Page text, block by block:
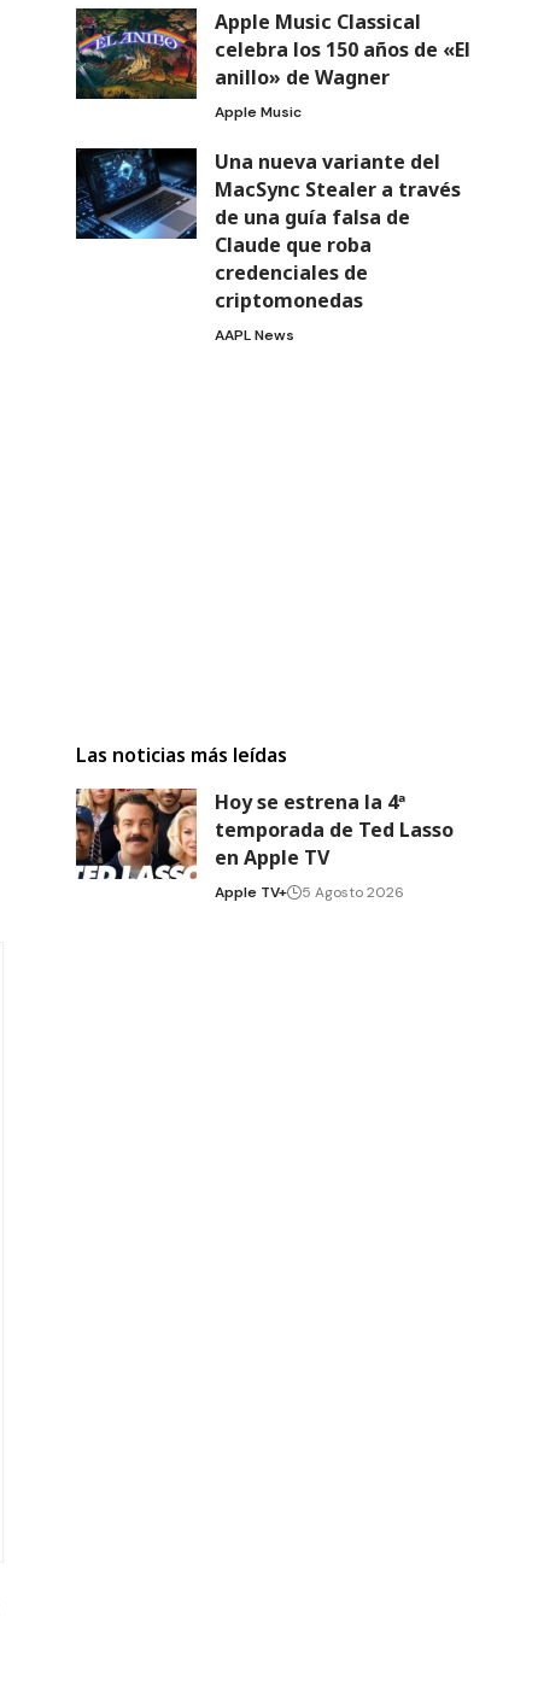
Apple Music Classical
celebra los 150 años de «El
anillo» de Wagner
Apple Music
Una nueva variante del
MacSync Stealer a través
de una guía falsa de
Claude que roba
credenciales de
criptomonedas
AAPL News
Las noticias más leídas
Hoy se estrena la 4ª
temporada de Ted Lasso
en Apple TV
Apple TV+ 5 Agosto 2026